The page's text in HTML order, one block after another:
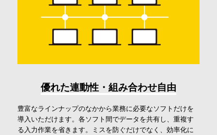
優れた連動性・組み合わせ自由
豊富なラインナップのなかから業務に必要なソフトだけを
導入いただけます。各ソフト間でデータを共有し、重複す
る入力作業を省きます。ミスを防ぐだけでなく、効率化に